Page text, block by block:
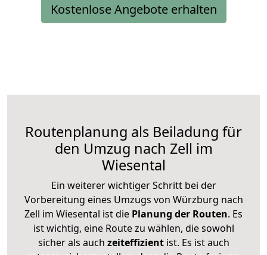
Kostenlose Angebote erhalten
Routenplanung als Beiladung für
den Umzug nach Zell im
Wiesental
Ein weiterer wichtiger Schritt bei der
Vorbereitung eines Umzugs von Würzburg nach
Zell im Wiesental ist die Planung der Routen. Es
ist wichtig, eine Route zu wählen, die sowohl
sicher als auch zeiteffizientist. Es ist auch